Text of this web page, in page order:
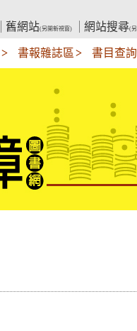
舊網站(另開新視窗) 網站搜尋(
書報雜誌區 書目查詢